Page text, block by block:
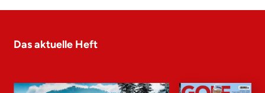
Das aktuelle Heft